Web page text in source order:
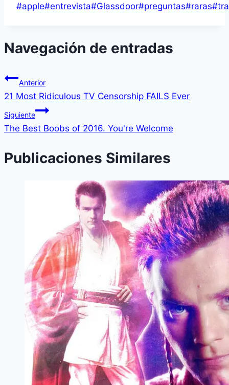
#apple#entrevista#Glassdoor#preguntas#raras#
Navegación de entradas
Anterior
21 Most Ridiculous TV Censorship FAILS Ever
Siguiente
The Best Boobs of 2016. You're Welcome
Publicaciones Similares